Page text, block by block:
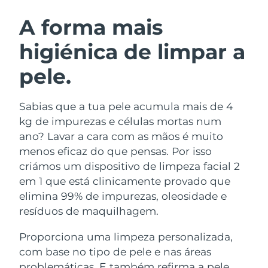
A forma mais
higiénica de limpar a
pele.
Sabias que a tua pele acumula mais de 4
kg de impurezas e células mortas num
ano? Lavar a cara com as mãos é muito
menos eficaz do que pensas. Por isso
criámos um dispositivo de limpeza facial 2
em 1 que está clinicamente provado que
elimina 99% de impurezas, oleosidade e
resíduos de maquilhagem.
Proporciona uma limpeza personalizada,
com base no tipo de pele e nas áreas
Limpeza facial
Anti-aging massage
LUNA™ 4 Plus
Massage, LED heating
LUNA™ 4 Men
Microcurrent toning
BEAR™ 2 go
Microcurrent toning on-the-go
BEAR™ 2 eyes & lips
Hidratação
UFO™ 3 kit
Deep facial hydration
UFO™ 3 LED
Near-infrared and red light therapy
device
Cuidado oral
issa™ 4
Hybrid silicone sonic toothbrush
Smart hybrid silicone sonic toothbrush
TRATAMENTO ANTIENVELHECIMENTO
FAQ™
Antienvelhecimento Tratamentos LED
Áustria
Barein Entrega prevista8/9/26
Bélgica
Bermudas Entrega prevista8/14/26
Bósnia e
Herzegovina
Entrega prevista8/11/26
Brunei Entrega prevista8/13/26
Bulgária Entrega prevista8/8/26
Chile Entrega prevista